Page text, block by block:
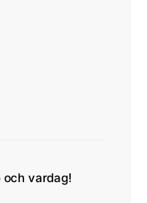
och vardag!